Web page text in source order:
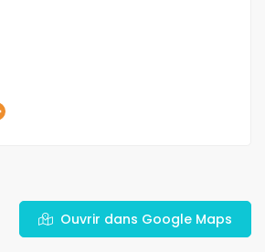
Ouvrir dans Google Maps